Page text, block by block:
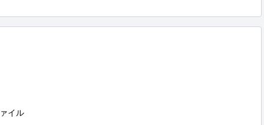
イル